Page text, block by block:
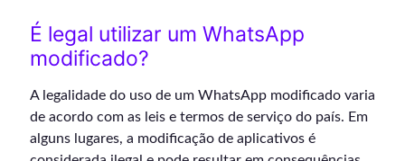
É legal utilizar um WhatsApp
modificado?
A legalidade do uso de um WhatsApp modificado varia
de acordo com as leis e termos de serviço do país. Em
alguns lugares, a modificação de aplicativos é